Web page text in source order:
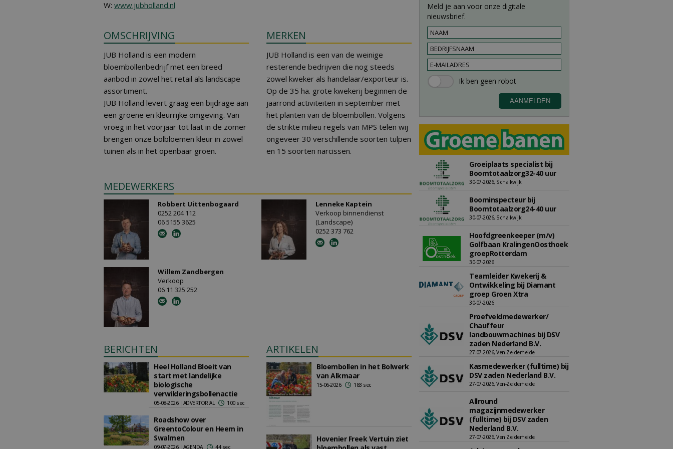
W: www.jubholland.nl
OMSCHRIJVING
JUB Holland is een modern
bloembollenbedrijf met een breed
aanbod in zowel het retail als landscape
assortiment.
JUB Holland levert graag een bijdrage aan
een groene en kleurrijke omgeving. Van
vroeg in het voorjaar tot laat in de zomer
brengen onze bolbloemen kleur in zowel
tuinen als in het openbaar groen.
MERKEN
JUB Holland is een van de weinige
resterende bedrijven die nog steeds
zowel kweker als handelaar/exporteur is.
Op de 35 ha. grote kwekerij beginnen de
jaarrond activiteiten in september met
het planten van de bloembollen. Volgens
de strikte milieu regels van MPS telen wij
ongeveer 30 verschillende soorten tulpen
en 15 soorten narcissen.
MEDEWERKERS
Robbert Uittenbogaard
0252 204 112
06 5155 3625
Lenneke Kaptein
Verkoop binnendienst
(Landscape)
0252 373 762
Willem Zandbergen
Verkoop
06 11 325 252
BERICHTEN
Heel Holland Bloeit van
start met landelijke
biologische
verwilderingsbollenactie
05-08-2026 | ADVERTORIAL 100 sec
Roadshow over
GreentoColour en Heem in
Swalmen
09-07-2026 | AGENDA 44 sec
ARTIKELEN
Bloembollen in het Bolwerk
van Alkmaar
15-06-2026 183 sec
Hovenier Freek Vertuin ziet
Meld je aan voor onze digitale
nieuwsbrief.
Groeiplaats specialist bij
Boomtotaalzorg32-40 uur
30-07-2026, Schalkwijk
Boominspecteur bij
Boomtotaalzorg24-40 uur
30-07-2026, Schalkwijk
Hoofdgreenkeeper (m/v)
Golfbaan KralingenOosthoek
groepRotterdam
30-07-2026
Teamleider Kwekerij &
Ontwikkeling bij Diamant
groep Groen Xtra
30-07-2026
Proefveldmedewerker/
Chauffeur
landbouwmachines bij DSV
zaden Nederland B.V.
27-07-2026, Ven-Zelderheide
Kasmedewerker (fulltime) bij
DSV zaden Nederland B.V.
27-07-2026, Ven-Zelderheide
Allround
magazijnmedewerker
(fulltime) bij DSV zaden
Nederland B.V.
27-07-2026, Ven Zelderheide